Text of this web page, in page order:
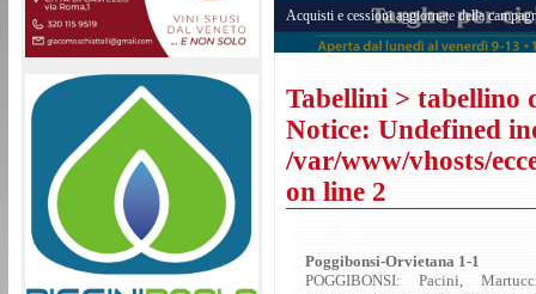
Acquisti e cessioni aggiornate della
Tabellini > tabellino
Notice: Undefined
/var/www/vhosts/
on line 2
Poggibonsi-Orvietana 1-1
POGGIBONSI: Pacini,